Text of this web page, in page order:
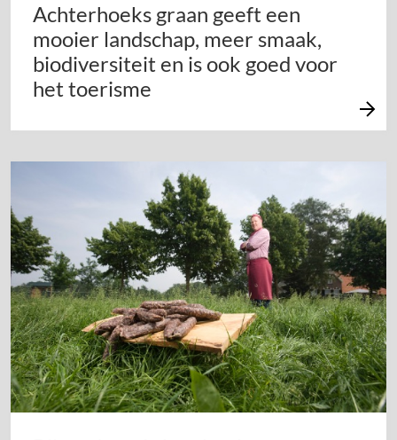
Achterhoeks graan geeft een
mooier landschap, meer smaak,
biodiversiteit en is ook goed voor
het toerisme